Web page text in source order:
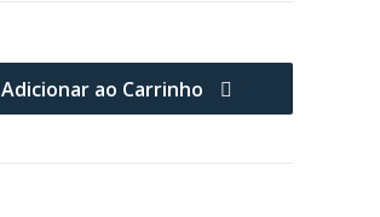
Adicionar ao Carrinho